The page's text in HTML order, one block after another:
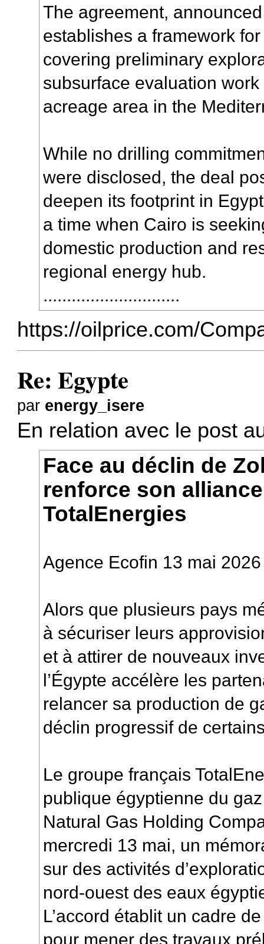
The agreement,
establishes a framework
covering preliminary
subsurface evaluation
acreage area in the
While no drilling
were disclosed, the deal
deepen its footprint in
a time when Cairo is
domestic production and
regional energy hub.
.............................
https://oilprice.com/
Re: Egypte
par energy_isere
En relation avec le post
Face au déclin de
renforce son
TotalEnergies
Agence Ecofin 13 mai 2026
Alors que plusieurs pays
à sécuriser leurs
et à attirer de nouveaux
l’Égypte accélère les
relancer sa production de
déclin progressif de
Le groupe français
publique égyptienne du
Natural Gas Holding
mercredi 13 mai, un
sur des activités
nord-ouest des eaux
L’accord établit un cadre
pour mener des travaux